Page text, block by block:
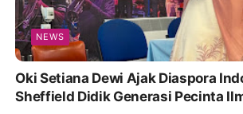
NEWS
Oki Setiana Dewi Ajak Diaspora
Sheffield Didik Generasi Pecinta